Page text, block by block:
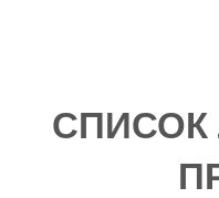
СПИСОК